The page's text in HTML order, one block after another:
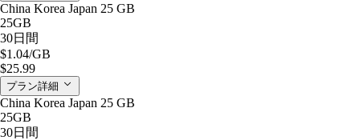
China Korea Japan 25 GB
25GB
30日間
$1.04/GB
$25.99
プラン詳細
China Korea Japan 25 GB
25GB
30日間